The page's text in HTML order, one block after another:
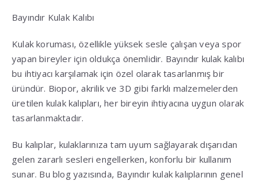
Bayındır Kulak Kalıbı
Kulak koruması, özellikle yüksek sesle çalışan veya spor
yapan bireyler için oldukça önemlidir. Bayındır kulak kalıbı
bu ihtiyacı karşılamak için özel olarak tasarlanmış bir
üründür. Biopor, akrilik ve 3D gibi farklı malzemelerden
üretilen kulak kalıpları, her bireyin ihtiyacına uygun olarak
tasarlanmaktadır.
Bu kalıplar, kulaklarınıza tam uyum sağlayarak dışarıdan
gelen zararlı sesleri engellerken, konforlu bir kullanım
sunar. Bu blog yazısında, Bayındır kulak kalıplarının genel